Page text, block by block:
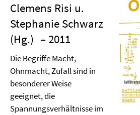
Clemens Risi u.
Stephanie Schwarz
(Hg.) – 2011
Die Begriffe Macht,
Ohnmacht, Zufall sind in
besonderer Weise
geeignet, die
Spannungsverhältnisse im